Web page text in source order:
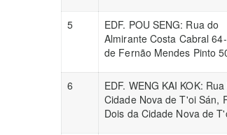
5
EDF. POU SENG: Rua do
Almirante Costa Cabral
de Fernão Mendes Pinto
6
EDF. WENG KAI KOK:
Cidade Nova de T'oi Sán,
Dois da Cidade Nova de